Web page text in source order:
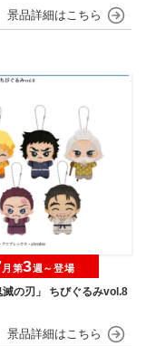
滅の刃」 ちびぐるみvol.8
月第3週～登場